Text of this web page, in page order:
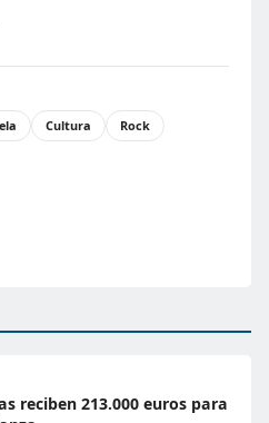
Cultura
Rock
reciben 213.000 euros para